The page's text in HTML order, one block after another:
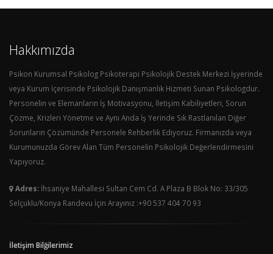
Hakkımızda
Psikon Kurumsal Psikolog Psikoterapi Psikolojik Destek Merkezi İşyerinde
veya Kurum İçerisinde Psikolojik Danışmanlık Hizmeti Sunan Psikologdur.
Personelin ve Elemanların İş Motivasyonu, İletişim Kabiliyetleri, Sorun
Çözme, Krizleri Yönetme ve Aynı Anda İş Yerinde Sık Rastlanılan Diğer
Sorunların Çözümünde Personele Rehberlik Ediyoruz. Firmanızda veya
Kurumunuzda Görev Alan Tüm Personelin Psikolojik Değerlendirmesini
Yapıyoruz.
Adres: İhsaniye Mahallesi Sultan Cem Cd. A Plaza B Blok No: 33/305
Selçuklu/Konya Randevu İçin Arayınız :+90 537 404 70 93
İletişim Bilğilerimiz